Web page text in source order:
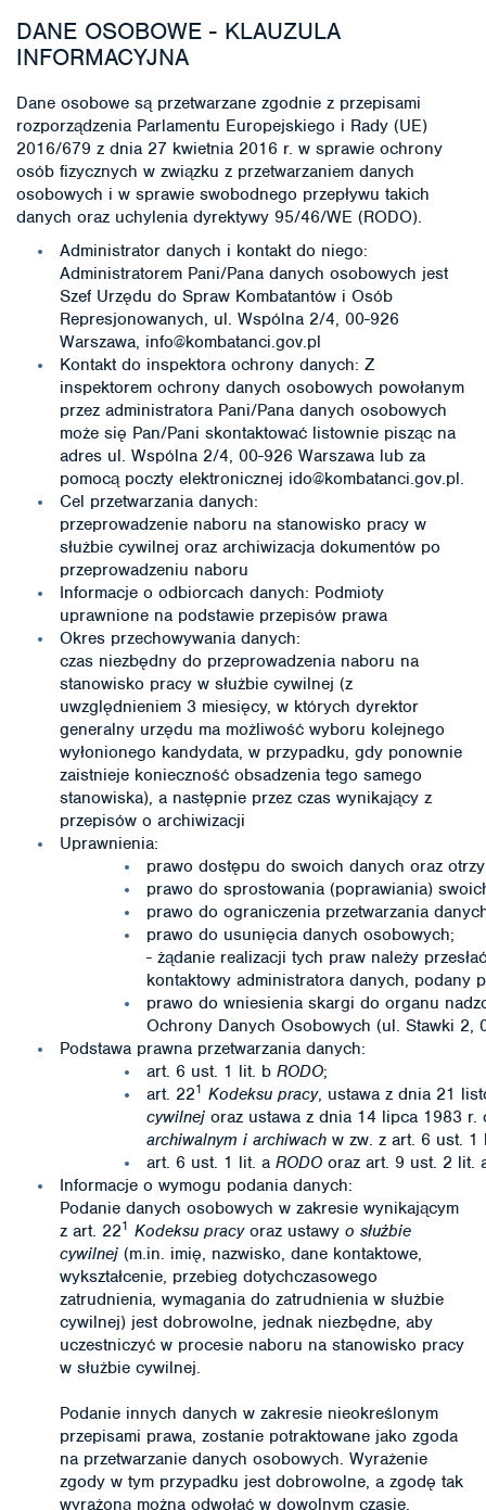
DANE OSOBOWE - KLAUZULA
INFORMACYJNA
Dane osobowe są przetwarzane zgodnie z przepisami
rozporządzenia Parlamentu Europejskiego i Rady (UE)
2016/679 z dnia 27 kwietnia 2016 r. w sprawie ochrony
osób fizycznych w związku z przetwarzaniem danych
osobowych i w sprawie swobodnego przepływu takich
danych oraz uchylenia dyrektywy 95/46/WE (RODO).
Administrator danych i kontakt do niego:
Administratorem Pani/Pana danych osobowych jest
Szef Urzędu do Spraw Kombatantów i Osób
Represjonowanych, ul. Wspólna 2/4, 00-926
Warszawa, info@kombatanci.gov.pl
Kontakt do inspektora ochrony danych: Z
inspektorem ochrony danych osobowych powołanym
przez administratora Pani/Pana danych osobowych
może się Pan/Pani skontaktować listownie pisząc na
adres ul. Wspólna 2/4, 00-926 Warszawa lub za
pomocą poczty elektronicznej ido@kombatanci.gov.pl.
Cel przetwarzania danych:
przeprowadzenie naboru na stanowisko pracy w
służbie cywilnej oraz archiwizacja dokumentów po
przeprowadzeniu naboru
Informacje o odbiorcach danych: Podmioty
uprawnione na podstawie przepisów prawa
Okres przechowywania danych:
czas niezbędny do przeprowadzenia naboru na
stanowisko pracy w służbie cywilnej (z
uwzględnieniem 3 miesięcy, w których dyrektor
generalny urzędu ma możliwość wyboru kolejnego
wyłonionego kandydata, w przypadku, gdy ponownie
zaistnieje konieczność obsadzenia tego samego
stanowiska), a następnie przez czas wynikający z
przepisów o archiwizacji
Uprawnienia:
prawo dostępu do swoich danych oraz
prawo do sprostowania (poprawiania)
prawo do ograniczenia przetwarzania
prawo do usunięcia danych osobowych;
- żądanie realizacji tych praw należy
kontaktowy administratora danych, podany
prawo do wniesienia skargi do organu
Ochrony Danych Osobowych (ul. Stawki 2,
Podstawa prawna przetwarzania danych:
art. 6 ust. 1 lit. b RODO;
art. 221 Kodeksu pracy, ustawa z dnia 21
cywilnej oraz ustawa z dnia 14 lipca 1983
archiwalnym i archiwach w zw. z art. 6 ust.
art. 6 ust. 1 lit. a RODO oraz art. 9 ust. 2 lit.
Informacje o wymogu podania danych:
Podanie danych osobowych w zakresie wynikającym
z art. 221 Kodeksu pracyoraz ustawy o służbie
cywilnej (m.in. imię, nazwisko, dane kontaktowe,
wykształcenie, przebieg dotychczasowego
zatrudnienia, wymagania do zatrudnienia w służbie
cywilnej) jest dobrowolne, jednak niezbędne, aby
uczestniczyć w procesie naboru na stanowisko pracy
w służbie cywilnej.
Podanie innych danych w zakresie nieokreślonym
przepisami prawa, zostanie potraktowane jako zgoda
na przetwarzanie danych osobowych. Wyrażenie
zgody w tym przypadku jest dobrowolne, a zgodę tak
wyrażoną można odwołać w dowolnym czasie.